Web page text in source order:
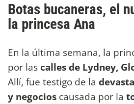
Botas bucaneras, el
la princesa Ana
En la última semana, la
por las calles de Lydney,
Allí, fue testigo de la
y negocios causada por la